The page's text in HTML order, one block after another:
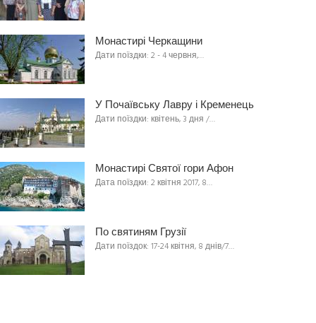
Монастирі Черкащини
Дати поїздки: 2 - 4 червня,…
У Почаївську Лавру і Кременець
Дати поїздки: квітень, 3 дня /…
Монастирі Святої гори Афон
Дата поїздки: 2 квітня 2017, 8…
По святиням Грузії
Дати поїздок: 17-24 квітня, 8 днів/7…